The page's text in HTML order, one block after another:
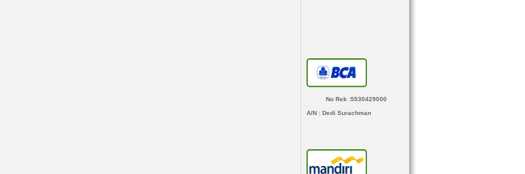
No Rek :5530429000
A/N : Dedi Surachman